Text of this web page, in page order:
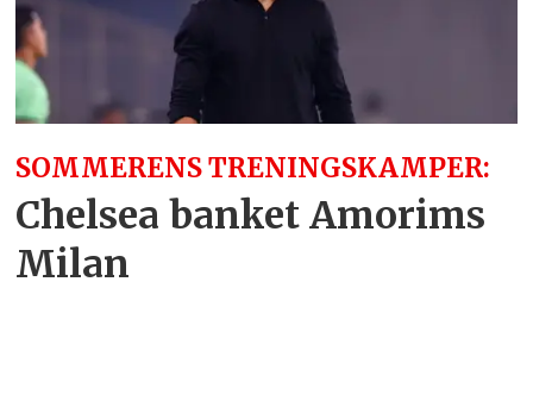
SOMMERENS TRENINGSKAMPER:
Chelsea banket Amorims
Milan